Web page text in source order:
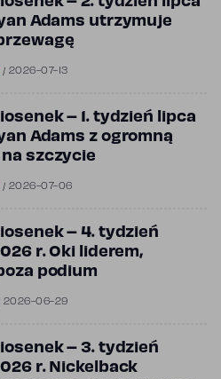
Adams utrzymuje
/ 2026-07-13
– 1. tydzień lipca
Adams z ogromną
na szczycie
/ 2026-07-06
– 4. tydzień
r. Oki liderem,
podium
2026-06-29
– 3. tydzień
r. Nickelback